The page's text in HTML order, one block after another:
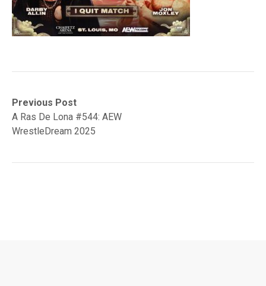
Navegación
de
entradas
Previous Post
Previous
post:A Ras De Lona #544: AEW
WrestleDream 2025